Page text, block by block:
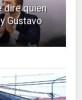
dire quien
Gustavo